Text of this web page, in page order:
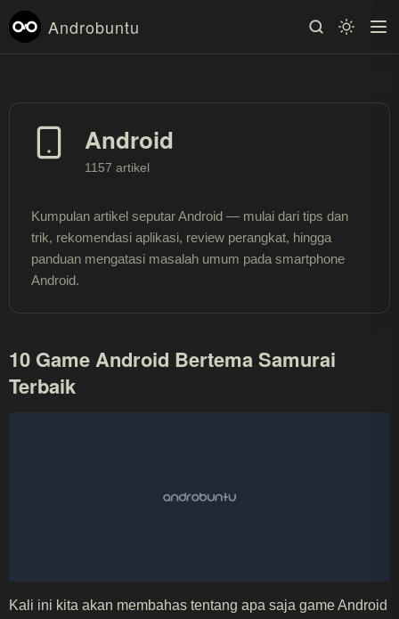
Androbuntu
Android
1157 artikel
Kumpulan artikel seputar Android — mulai dari tips dan
trik, rekomendasi aplikasi, review perangkat, hingga
panduan mengatasi masalah umum pada smartphone
Android.
10 Game Android Bertema Samurai
Terbaik
Kali ini kita akan membahas tentang apa saja game Android